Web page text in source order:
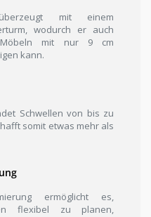
mit einem
wodurch er auch
mit nur 9 cm
kann.
Schwellen von bis zu
somit etwas mehr als
ermöglicht es,
flexibel zu planen,